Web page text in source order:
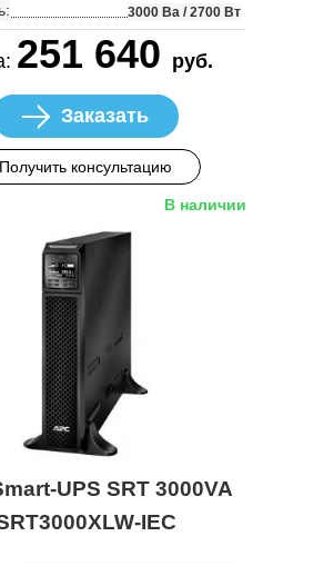
3000 Ва / 2700 Вт
251 640 руб.
Заказать
Получить консультацию
В наличии
UPS SRT 3000VA
IEC